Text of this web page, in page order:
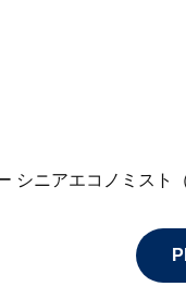
シニアエコノミスト